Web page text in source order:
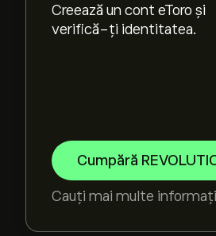
Creează un cont eToro și
verifică-ți identitatea.
Cumpără
Cauți mai multe